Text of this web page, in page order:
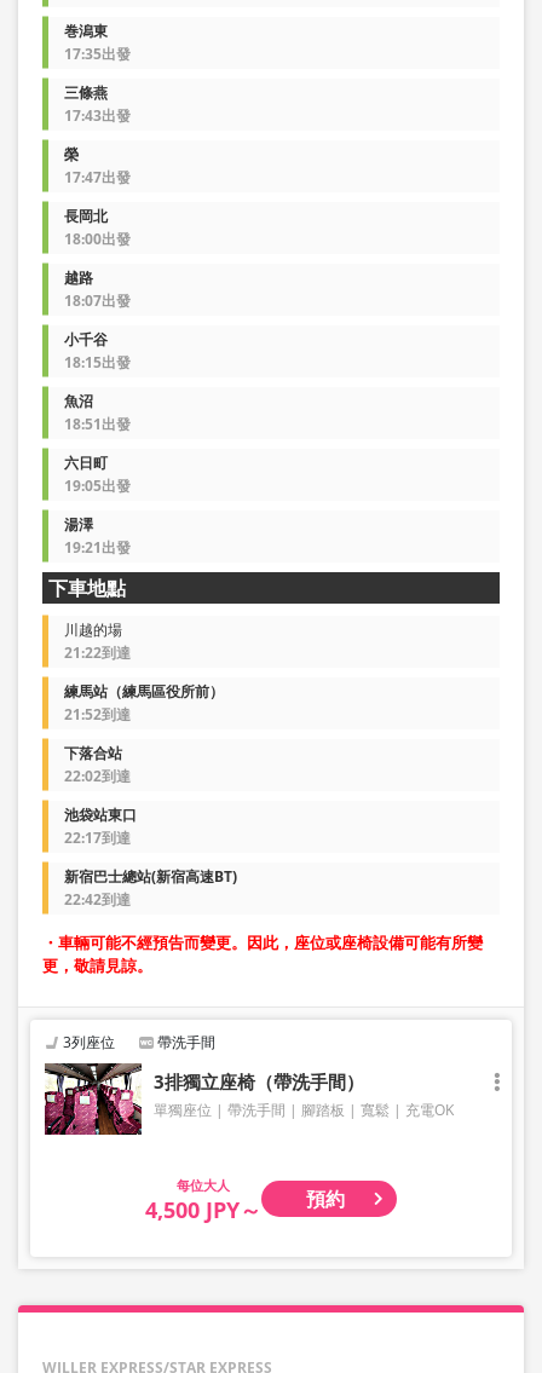
巻潟東
17:35出發
三條燕
17:43出發
榮
17:47出發
長岡北
18:00出發
越路
18:07出發
小千谷
18:15出發
魚沼
18:51出發
六日町
19:05出發
湯澤
19:21出發
下車地點
川越的場
21:22到達
練馬站（練馬區役所前）
21:52到達
下落合站
22:02到達
池袋站東口
22:17到達
新宿巴士總站(新宿高速BT)
22:42到達
・車輛可能不經預告而變更。因此，座位或座椅設備可能有所變
更，敬請見諒。
3列座位 帶洗手間
3排獨立座椅（帶洗手間）
單獨座位 帶洗手間 腳踏板 寬鬆 充電OK
大人
4,500 JPY～ 預約
WILLER EXPRESS/STAR EXPRESS